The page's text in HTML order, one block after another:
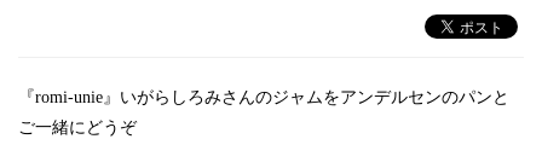
『romi-unie』いがらしろみさんのジャムをアンデルセンのパンと
ご一緒にどうぞ